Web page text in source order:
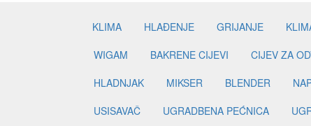
KLIMA HLAĐENJE GRIJANJE
WIGAM
BAKRENE CIJEVI CIJEV ZA
HLADNJAK
MIKSER BLENDER
USISAVAČ
UGRADBENA PEĆNICA